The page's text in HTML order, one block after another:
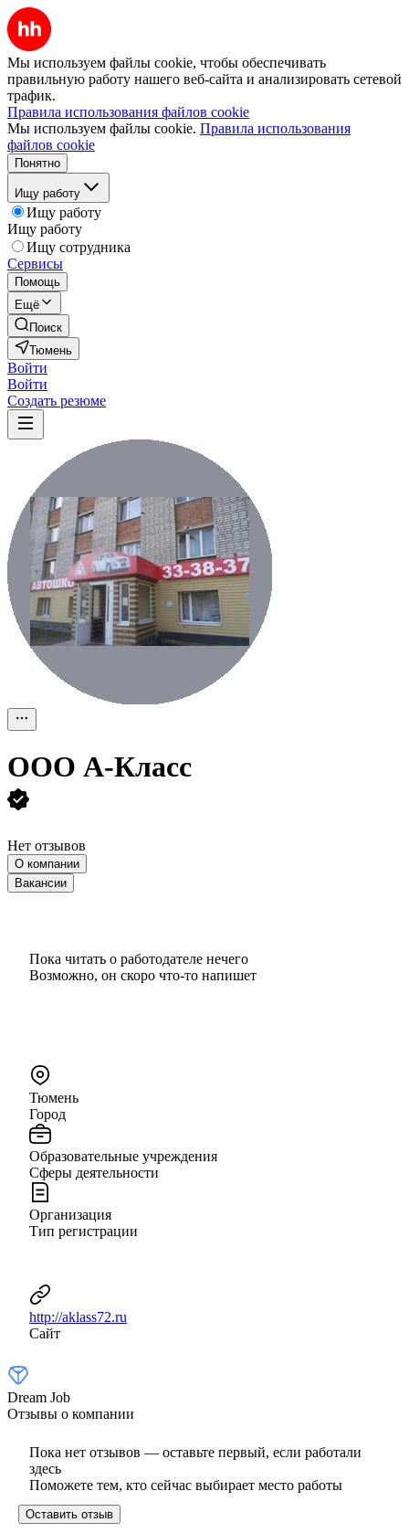
Мы используем файлы cookie, чтобы обеспечивать
правильную работу нашего веб-сайта и анализировать сетевой
трафик.
Правила использования файлов cookie
Мы используем файлы cookie. Правила использования
файлов cookie
Понятно
Ищу работу
Ищу работу
Ищу работу
Ищу сотрудника
Сервисы
Помощь
Ещё
Поиск
Тюмень
Войти
Войти
Создать резюме
ООО А-Класс
Нет отзывов
О компании
Вакансии
Пока читать о работодателе нечего
Возможно, он скоро что‑то напишет
Тюмень
Город
Образовательные учреждения
Сферы деятельности
Организация
Тип регистрации
http://aklass72.ru
Сайт
Dream Job
Отзывы о компании
Пока нет отзывов — оставьте первый, если работали
здесь
Поможете тем, кто сейчас выбирает место работы
Оставить отзыв